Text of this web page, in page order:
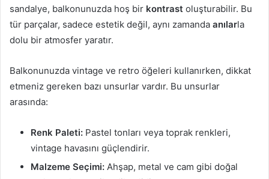
sandalye, balkonunuzda hoş bir kontrast oluşturabilir. Bu
tür parçalar, sadece estetik değil, aynı zamanda anılarla
dolu bir atmosfer yaratır.
Balkonunuzda vintage ve retro öğeleri kullanırken, dikkat
etmeniz gereken bazı unsurlar vardır. Bu unsurlar
arasında:
Renk Paleti: Pastel tonları veya toprak renkleri,
vintage havasını güçlendirir.
Malzeme Seçimi: Ahşap, metal ve cam gibi doğal